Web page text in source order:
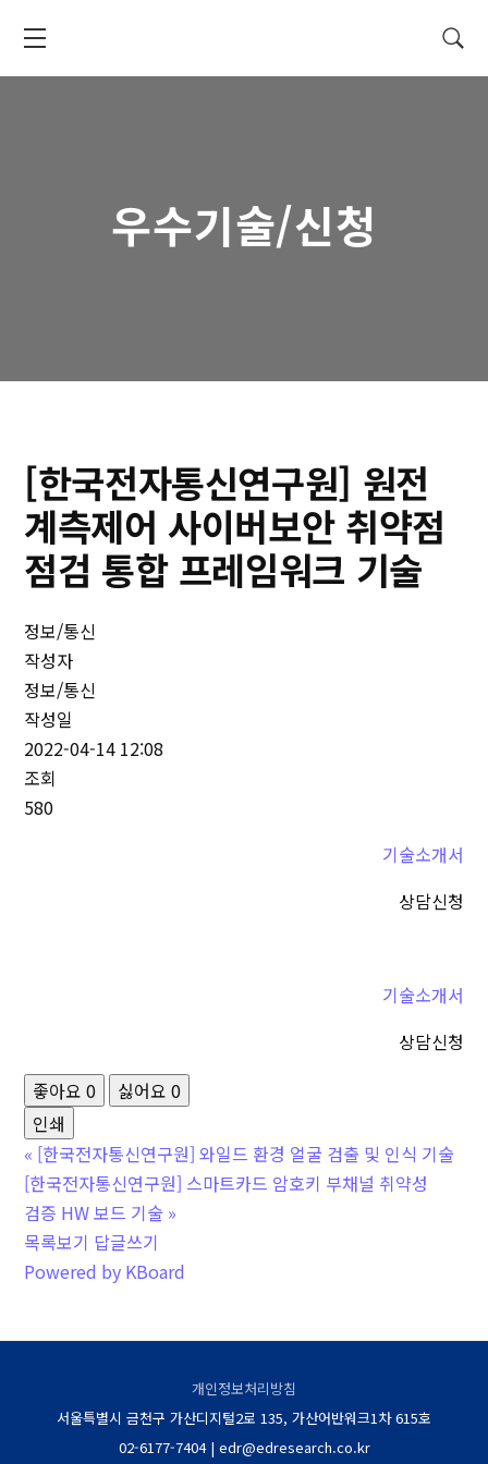
main
Tech
우수기술/신청
[한국전자통신연구원] 원전
계측제어 사이버보안 취약점
점검 통합 프레임워크 기술
정보/통신
작성자
정보/통신
작성일
2022-04-14 12:08
조회
580
기술소개서
상담신청
기술소개서
상담신청
좋아요 0 싫어요 0
인쇄
« [한국전자통신연구원] 와일드 환경 얼굴 검출 및 인식 기술
[한국전자통신연구원] 스마트카드 암호키 부채널 취약성
검증 HW 보드 기술 »
목록보기 답글쓰기
Powered by KBoard
개인정보처리방침
서울특별시 금천구 가산디지털2로 135, 가산어반워크1차 615호
02-6177-7404 | edr@edresearch.co.kr